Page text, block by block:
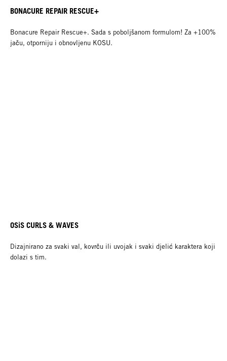
BONACURE REPAIR RESCUE+
Bonacure Repair Rescue+. Sada s poboljšanom formulom! Za +100%
jaču, otporniju i obnovljenu KOSU.
OSiS CURLS & WAVES
Dizajnirano za svaki val, kovrču ili uvojak i svaki djelić karaktera koji
dolazi s tim.